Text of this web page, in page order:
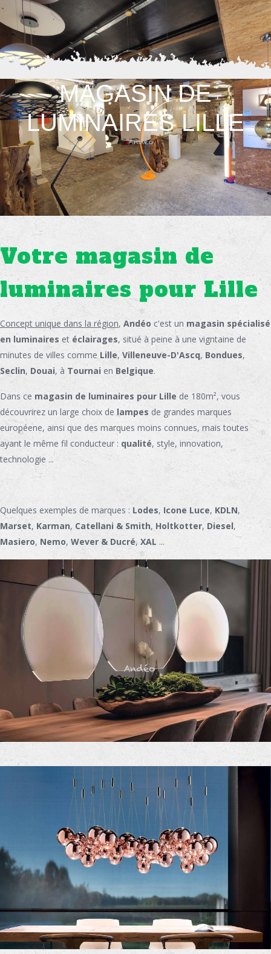
MAGASIN DE
LUMINAIRES LILLE
Votre magasin de
luminaires pour Lille
Concept unique dans la région, Andéo c'est un magasin spécialisé
en luminaires et éclairages, situé à peine à une vigntaine de
minutes de villes comme Lille, Villeneuve-D'Ascq, Bondues,
Seclin, Douai, à Tournai en Belgique.
Dans ce magasin de luminaires pour Lille de 180m², vous
découvrirez un large choix delampes de grandes marques
européene, ainsi que des marques moins connues, mais toutes
ayant le même fil conducteur : qualité, style, innovation,
technologie ...
Quelques exemples de marques : Lodes, Icone Luce, KDLN,
Marset, Karman, Catellani & Smith, Holtkotter, Diesel,
Masiero, Nemo, Wever & Ducré, XAL ...